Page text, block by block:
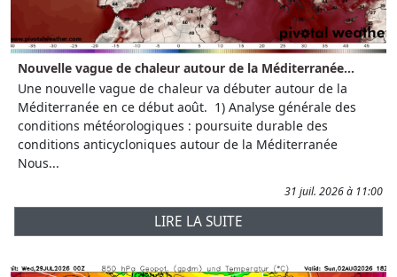
Nouvelle vague de chaleur autour de la Méditerranée...
Une nouvelle vague de chaleur va débuter autour de la
Méditerranée en ce début août. 1) Analyse générale des
conditions météorologiques : poursuite durable des
conditions anticycloniques autour de la Méditerranée
Nous...
31 juil. 2026 à 11:00
LIRE LA SUITE